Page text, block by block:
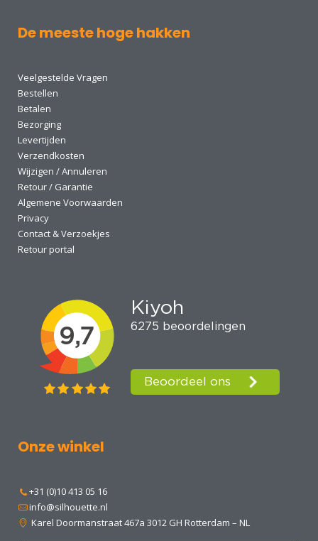
De meeste hoge hakken
Veelgestelde Vragen
Bestellen
Betalen
Bezorging
Levertijden
Verzendkosten
Wijzigen / Annuleren
Retour / Garantie
Algemene Voorwaarden
Privacy
Contact & Verzoekjes
Retour portal
Onze winkel
+31 (0)10 413 05 16
info@silhouette.nl
Karel Doormanstraat 467a 3012 GH Rotterdam – NL